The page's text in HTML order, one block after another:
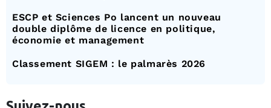
ESCP et Sciences Po lancent un nouveau
double diplôme de licence en politique,
économie et management
Classement SIGEM : le palmarès 2026